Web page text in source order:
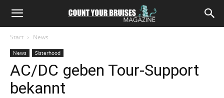
Start News
News Sisterhood
AC/DC geben Tour-Support
bekannt